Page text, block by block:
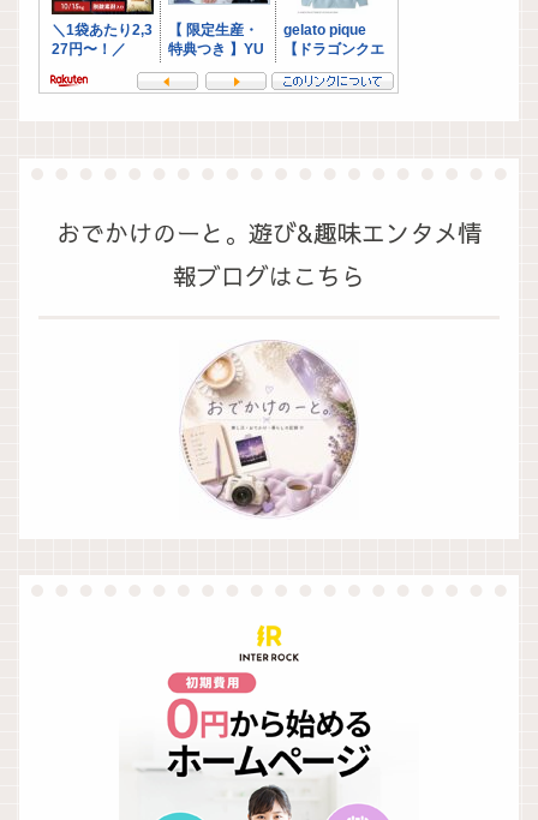
おでかけのーと。遊び&趣味エンタメ情
報ブログはこちら